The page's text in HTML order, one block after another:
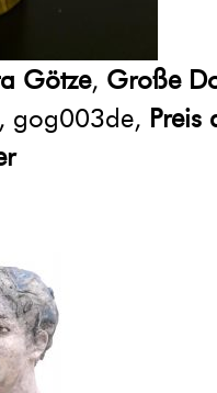
Götze, Große
gog003de, Preis